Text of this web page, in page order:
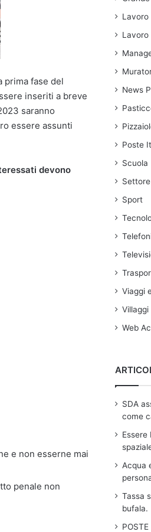
prima fase del
inseriti a breve
saranno
essere assunti
devono
e non esserne mai
penale non
Lavoro
Lavoro
News
Poste
Scuola
Sport
Viaggi
Web
SDA
come
Essere
Acqua
Tassa
bufala.